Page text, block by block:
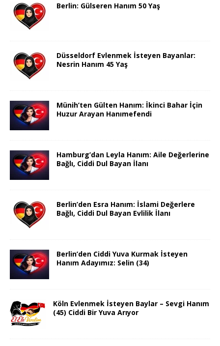
Berlin: Gülseren Hanım 50 Yaş
Düsseldorf Evlenmek İsteyen Bayanlar:
Nesrin Hanım 45 Yaş
Münih’ten Gülten Hanım: İkinci Bahar İçin
Huzur Arayan Hanımefendi
Hamburg’dan Leyla Hanım: Aile Değerlerine
Bağlı, Ciddi Dul Bayan İlanı
Berlin’den Esra Hanım: İslami Değerlere
Bağlı, Ciddi Dul Bayan Evlilik İlanı
Berlin’den Ciddi Yuva Kurmak İsteyen
Hanım Adayımız: Selin (34)
Köln Evlenmek İsteyen Baylar – Sevgi Hanım
(45) Ciddi Bir Yuva Arıyor